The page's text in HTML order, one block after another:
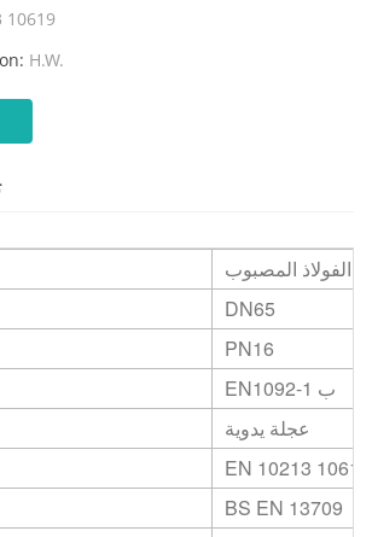
10619
H.W.
المصبوب
DN65
PN16
EN1092-1 ب
عجلة يدوية
EN 10213 10619
BS EN 13709